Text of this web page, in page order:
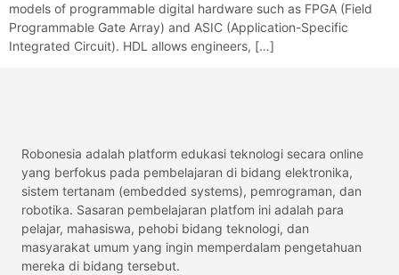
models of programmable digital hardware such as FPGA (Field
Programmable Gate Array) and ASIC (Application-Specific
Integrated Circuit). HDL allows engineers, […]
Robonesia adalah platform edukasi teknologi secara online
yang berfokus pada pembelajaran di bidang elektronika,
sistem tertanam (embedded systems), pemrograman, dan
robotika. Sasaran pembelajaran platfom ini adalah para
pelajar, mahasiswa, pehobi bidang teknologi, dan
masyarakat umum yang ingin memperdalam pengetahuan
mereka di bidang tersebut.